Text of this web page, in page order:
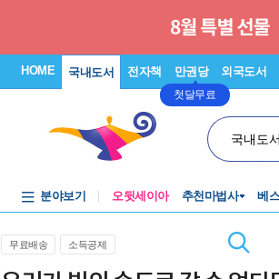
HOME 국내도서 전자책 만권당
첫달무료
외국도서
국내도
분야보기 오뒷세이아 추천마법사 베
무료배송 소득공제